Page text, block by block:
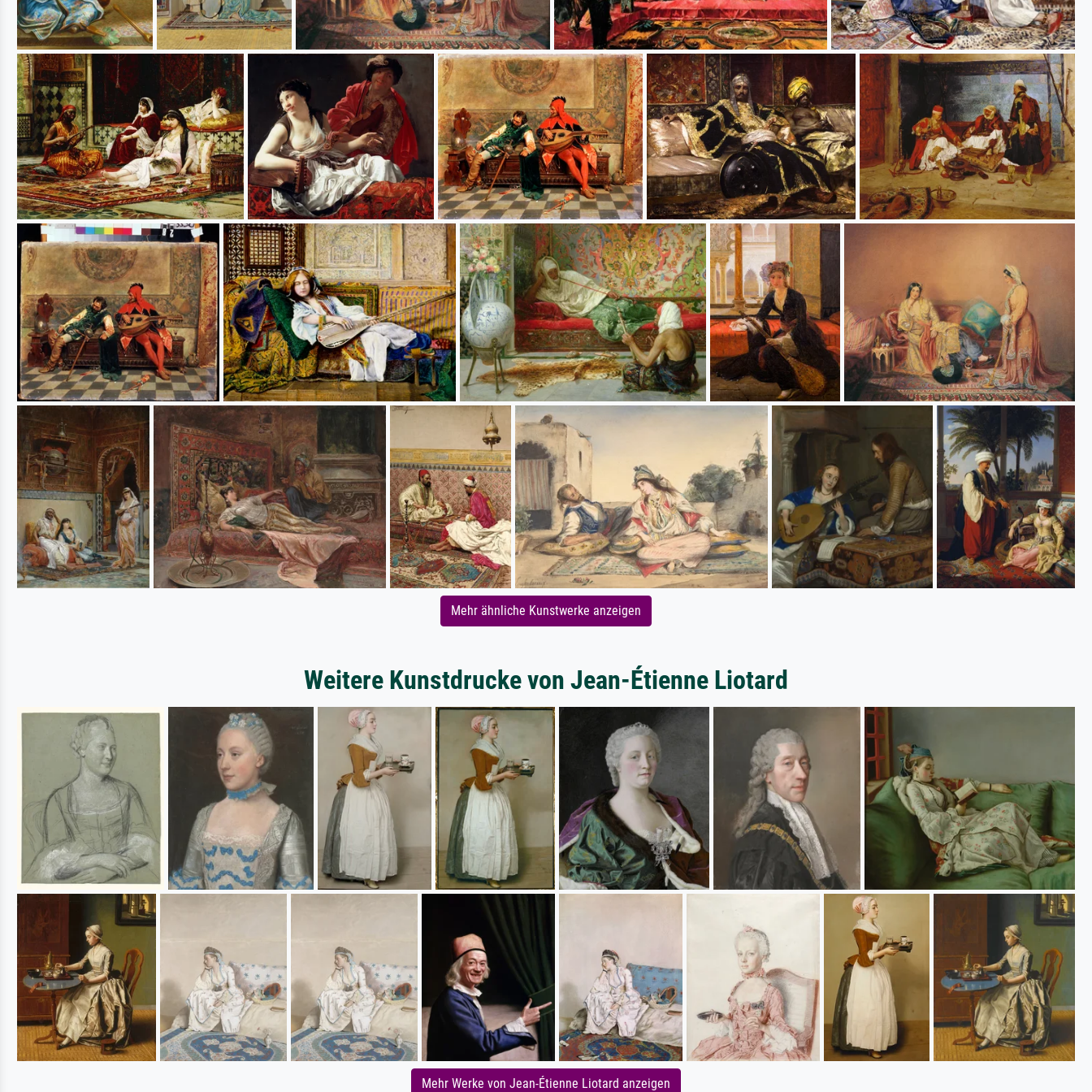
Mehr ähnliche Kunstwerke anzeigen
Weitere Kunstdrucke von Jean-Étienne Liotard
Mehr Werke von Jean-Étienne Liotard anzeigen